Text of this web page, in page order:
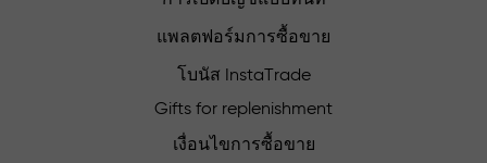
แพลตฟอร์มการซื้อขาย
โบนัส InstaTrade
Gifts for replenishment
เงื่อนไขการซื้อขาย